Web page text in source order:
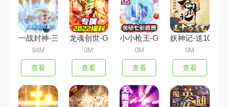
一战封神-三国无限刀
94M
查看
龙魂创世-GM贺岁特权
0M
查看
小小枪王-GM枪神盲盒
0M
查看
妖神记-送10万
0M
查看